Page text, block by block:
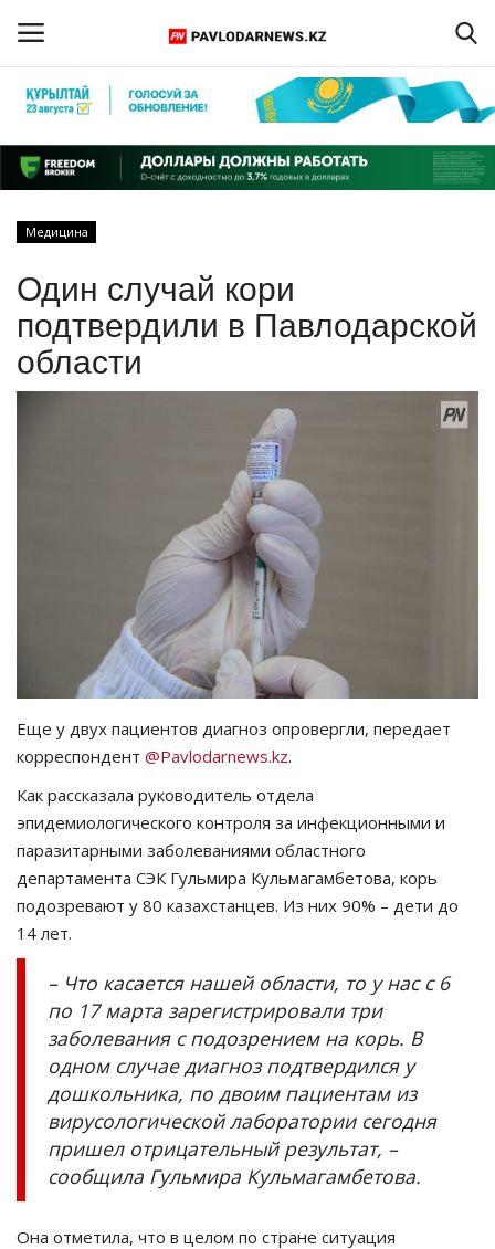
Регистрация
Главная
ПАВЛОДАРСКАЯ ОБЛАСТЬ
КАЗАХСТАН
РАЗВЛЕЧЕНИЯ
OFFICIAL
Курултай
Язык
Қазақша Русский
Медицина
Один случай кори
подтвердили в Павлодарской
области
Еще у двух пациентов диагноз опровергли, передает
корреспондент @Pavlodarnews.kz.
Как рассказала руководитель отдела
эпидемиологического контроля за инфекционными и
паразитарными заболеваниями областного
департамента СЭК Гульмира Кульмагамбетова, корь
подозревают у 80 казахстанцев. Из них 90% – дети до
14 лет.
– Что касается нашей области, то у нас с 6
по 17 марта зарегистрировали три
заболевания с подозрением на корь. В
одном случае диагноз подтвердился у
дошкольника, по двоим пациентам из
вирусологической лаборатории сегодня
пришел отрицательный результат, –
сообщила Гульмира Кульмагамбетова.
Она отметила, что в целом по стране ситуация